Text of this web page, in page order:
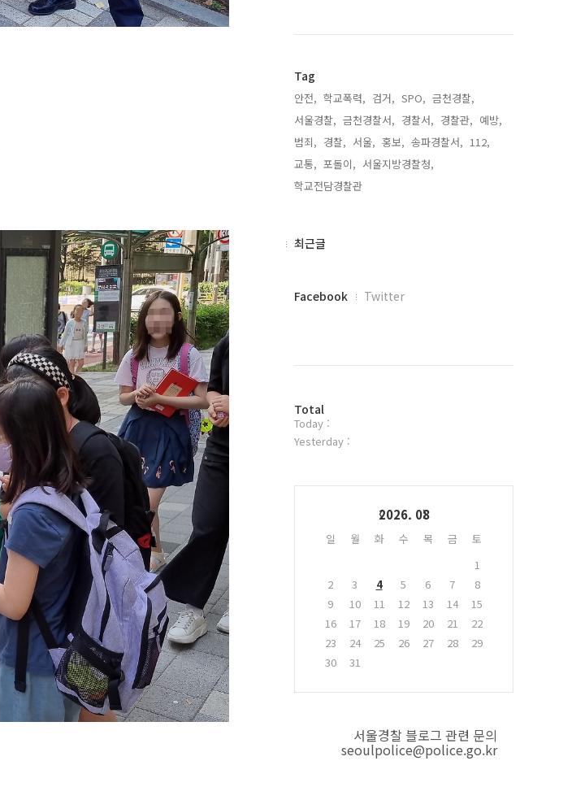
Tag
안전, 학교폭력, 검거, SPO, 금천경찰,
서울경찰, 금천경찰서, 경찰서, 경찰관, 예방,
범죄, 경찰, 서울, 홍보, 송파경찰서, 112,
교통, 포돌이, 서울지방경찰청,
학교전담경찰관,
최
최근글
페
플
러
그
Facebook Twitter
방
문
자
Total
Today :
Yesterday :
2026. 08
일 월 화 수 목 금
토
1
2
3 4 5 6 7
8
9
10 11 12 13 14
15
16
17 18 19 20 21
22
23
24 25 26 27 28
29
30
31
서울경찰 블로그 관련 문의
seoulpolice@police.go.kr